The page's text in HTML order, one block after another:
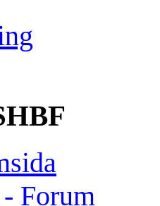
Forum